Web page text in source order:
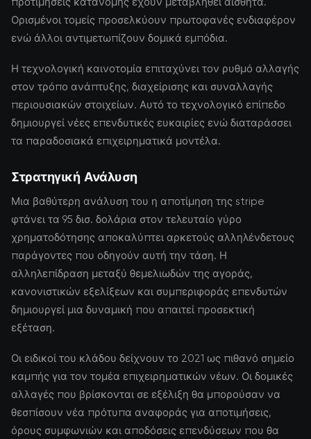
Ορισμένοι τομείς προσελκύουν πρωτοφανές ενδιαφέρον
ενώ άλλοι αντιμετωπίζουν δομικά εμπόδια.
Η τεχνολογική καινοτομία επιταχύνει τον ρυθμό αλλαγής
στον τρόπο ανάπτυξης, διαχείρισης και συναλλαγής
περιουσιακών στοιχείων. Αυτό το τεχνολογικό επίπεδο
δημιουργεί νέες επενδυτικές ευκαιρίες ενώ διαταράσσει
τα παραδοσιακά επιχειρηματικά μοντέλα.
Στρατηγική Ανάλυση
Μια βαθύτερη ανάλυση του η αποτίμηση της stripe
φτάνει τα 95 δισ. δολάρια στον τελευταίο γύρο
χρηματοδότησης αποκαλύπτει αρκετούς αλληλένδετους
παράγοντες που οδηγούν αυτή την τάση. Η
αλληλεπίδραση μεταξύ θεμελιωδών της αγοράς,
κανονιστικών εξελίξεων και συμπεριφοράς επενδυτών
δημιουργεί μια δυναμική που απαιτεί προσεκτική
εξέταση.
Οι ειδικοί του κλάδου δείχνουν το 2021 ως πιθανό σημείο
καμπής για τον τομέα επιχειρηματικών νέων. Οι δομικές
αλλαγές που βρίσκονται σε εξέλιξη θα μπορούσαν να
θεσπίσουν νέα πρότυπα αναφοράς για αποτιμήσεις,
όρους συμφωνιών και αποδόσεις επενδύσεων που θα